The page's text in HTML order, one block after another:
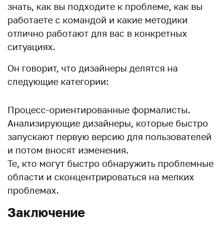
знать, как вы подходите к проблеме, как вы
работаете с командой и какие методики
отлично работают для вас в конкретных
ситуациях.
Он говорит, что дизайнеры делятся на
следующие категории:
Процесс-ориентированные формалисты.
Анализирующие дизайнеры, которые быстро
запускают первую версию для пользователей
и потом вносят изменения.
Те, кто могут быстро обнаружить проблемные
области и сконцентрироваться на мелких
проблемах.
Заключение